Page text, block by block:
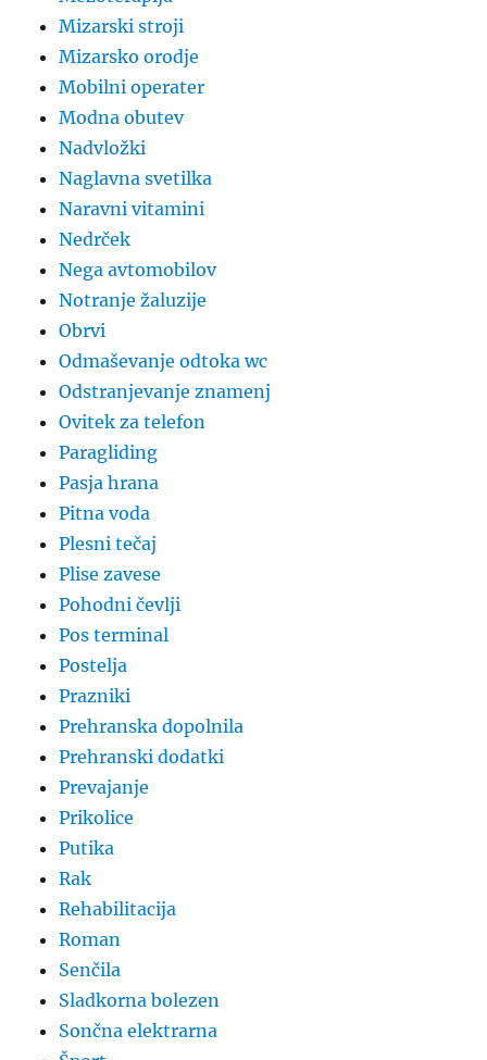
Mizarski stroji
Mizarsko orodje
Mobilni operater
Modna obutev
Nadvložki
Naglavna svetilka
Naravni vitamini
Nedrček
Nega avtomobilov
Notranje žaluzije
Obrvi
Odmaševanje odtoka wc
Odstranjevanje znamenj
Ovitek za telefon
Paragliding
Pasja hrana
Pitna voda
Plesni tečaj
Plise zavese
Pohodni čevlji
Pos terminal
Postelja
Prazniki
Prehranska dopolnila
Prehranski dodatki
Prevajanje
Prikolice
Putika
Rak
Rehabilitacija
Roman
Senčila
Sladkorna bolezen
Sončna elektrarna